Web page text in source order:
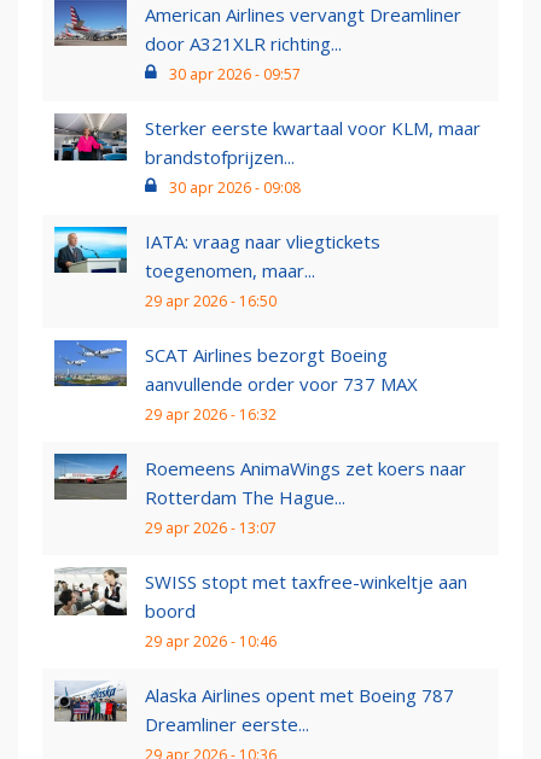
American Airlines vervangt Dreamliner
door A321XLR richting...
30 apr 2026 - 09:57
Sterker eerste kwartaal voor KLM, maar
brandstofprijzen...
30 apr 2026 - 09:08
IATA: vraag naar vliegtickets
toegenomen, maar...
29 apr 2026 - 16:50
SCAT Airlines bezorgt Boeing
aanvullende order voor 737 MAX
29 apr 2026 - 16:32
Roemeens AnimaWings zet koers naar
Rotterdam The Hague...
29 apr 2026 - 13:07
SWISS stopt met taxfree-winkeltje aan
boord
29 apr 2026 - 10:46
Alaska Airlines opent met Boeing 787
Dreamliner eerste...